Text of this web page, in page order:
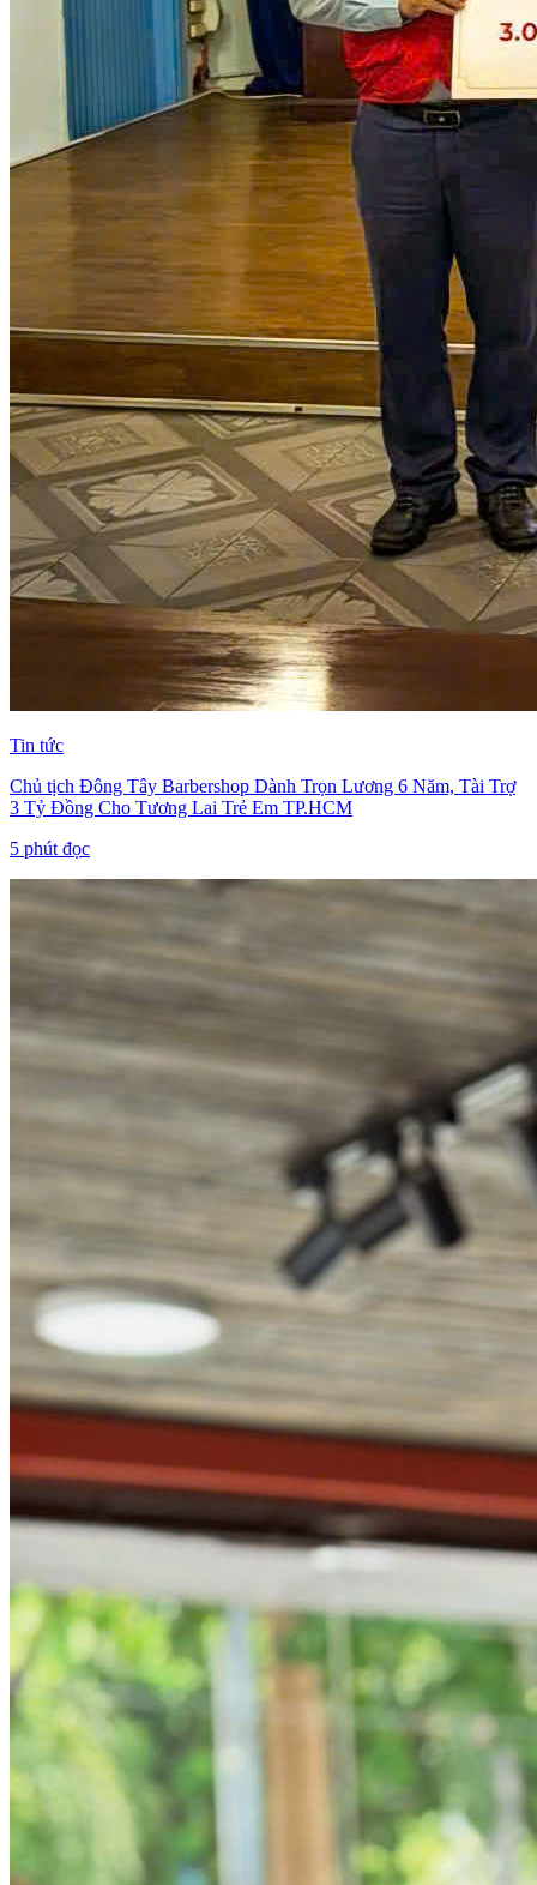
Tin tức
Chủ tịch Đông Tây Barbershop Dành Trọn Lương 6 Năm, Tài Trợ
3 Tỷ Đồng Cho Tương Lai Trẻ Em TP.HCM
5 phút đọc